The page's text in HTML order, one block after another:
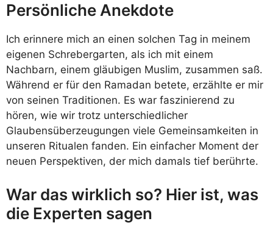
Persönliche Anekdote
Ich erinnere mich an einen solchen Tag in meinem
eigenen Schrebergarten, als ich mit einem
Nachbarn, einem gläubigen Muslim, zusammen saß.
Während er für den Ramadan betete, erzählte er mir
von seinen Traditionen. Es war faszinierend zu
hören, wie wir trotz unterschiedlicher
Glaubensüberzeugungen viele Gemeinsamkeiten in
unseren Ritualen fanden. Ein einfacher Moment der
neuen Perspektiven, der mich damals tief berührte.
War das wirklich so? Hier ist, was
die Experten sagen